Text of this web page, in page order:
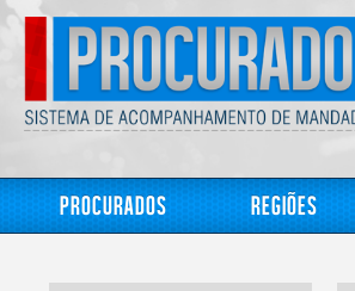
Procurados Regiões